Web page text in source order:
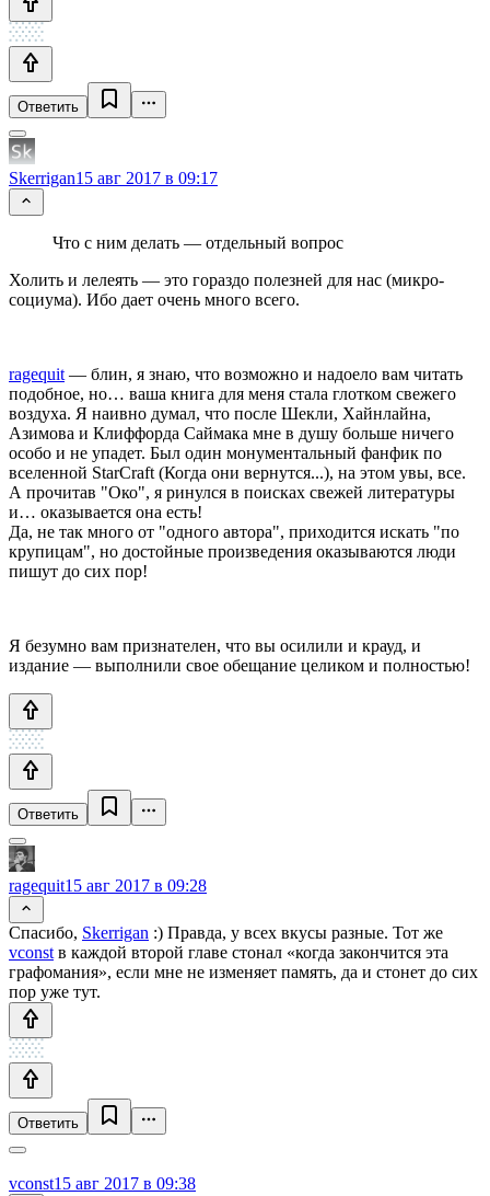
Ответить
Skerrigan15 авг 2017 в 09:17
Что с ним делать — отдельный вопрос
Холить и лелеять — это гораздо полезней для нас (микро-
социума). Ибо дает очень много всего.
ragequit — блин, я знаю, что возможно и надоело вам читать
подобное, но… ваша книга для меня стала глотком свежего
воздуха. Я наивно думал, что после Шекли, Хайнлайна,
Азимова и Клиффорда Саймака мне в душу больше ничего
особо и не упадет. Был один монументальный фанфик по
вселенной StarCraft (Когда они вернутся...), на этом увы, все.
А прочитав "Око", я ринулся в поисках свежей литературы
и… оказывается она есть!
Да, не так много от "одного автора", приходится искать "по
крупицам", но достойные произведения оказываются люди
пишут до сих пор!
Я безумно вам признателен, что вы осилили и крауд, и
издание — выполнили свое обещание целиком и полностью!
Ответить
ragequit15 авг 2017 в 09:28
Спасибо, Skerrigan :) Правда, у всех вкусы разные. Тот же
vconst в каждой второй главе стонал «когда закончится эта
графомания», если мне не изменяет память, да и стонет до сих
пор уже тут.
Ответить
vconst15 авг 2017 в 09:38